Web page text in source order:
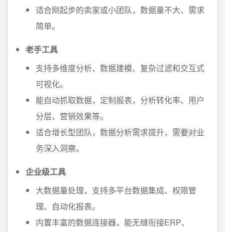
适合刚起步的卖家或小团队，数据量不大、需求
简单。
老手工具
支持多维度分析、数据建模、复杂过滤和交互式
可视化。
能自动抓取数据，定制报表，分析转化率、用户
分层、营销效果等。
适合增长型团队，数据分析需求提升，需要对业
务深入洞察。
企业级工具
大数据量处理，支持多平台数据集成、权限管
理、自动化报表。
内置丰富的数据连接器，能无缝衔接ERP、